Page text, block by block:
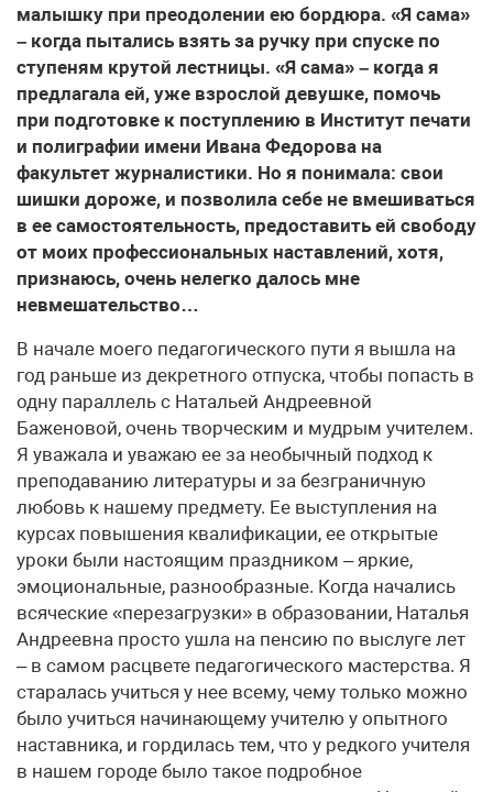
малышку при преодолении ею бордюра. «Я сама»
– когда пытались взять за ручку при спуске по
ступеням крутой лестницы. «Я сама» – когда я
предлагала ей, уже взрослой девушке, помочь
при подготовке к поступлению в Институт печати
и полиграфии имени Ивана Федорова на
факультет журналистики. Но я понимала: свои
шишки дороже, и позволила себе не вмешиваться
в ее самостоятельность, предоставить ей свободу
от моих профессиональных наставлений, хотя,
признаюсь, очень нелегко далось мне
невмешательство…
В начале моего педагогического пути я вышла на
год раньше из декретного отпуска, чтобы попасть в
одну параллель с Натальей Андреевной
Баженовой, очень творческим и мудрым учителем.
Я уважала и уважаю ее за необычный подход к
преподаванию литературы и за безграничную
любовь к нашему предмету. Ее выступления на
курсах повышения квалификации, ее открытые
уроки были настоящим праздником – яркие,
эмоциональные, разнообразные. Когда начались
всяческие «перезагрузки» в образовании, Наталья
Андреевна просто ушла на пенсию по выслуге лет
– в самом расцвете педагогического мастерства. Я
старалась учиться у нее всему, чему только можно
было учиться начинающему учителю у опытного
наставника, и гордилась тем, что у редкого учителя
в нашем городе было такое подробное